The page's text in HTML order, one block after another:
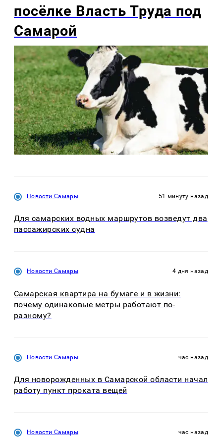
посёлке Власть Труда под
Самарой
Новости Самары 51 минуту назад
Для самарских водных маршрутов возведут два
пассажирских судна
Новости Самары 4 дня назад
Самарская квартира на бумаге и в жизни:
почему одинаковые метры работают по-
разному?
Новости Самары час назад
Для новорожденных в Самарской области начал
работу пункт проката вещей
Новости Самары час назад